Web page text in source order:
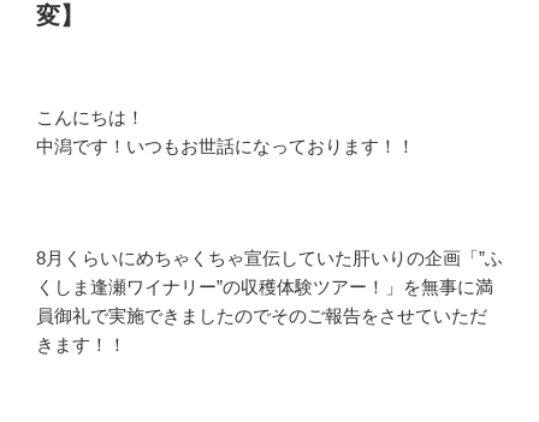
変】
こんにちは！
中潟です！いつもお世話になっております！！
8月くらいにめちゃくちゃ宣伝していた肝いりの企画「”ふ
くしま逢瀬ワイナリー”の収穫体験ツアー！」を無事に満
員御礼で実施できましたのでそのご報告をさせていただ
きます！！